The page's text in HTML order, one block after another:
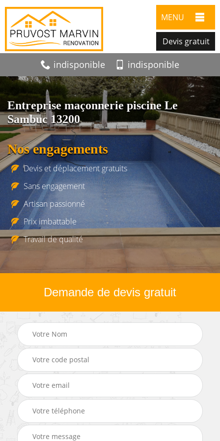
MENU
Devis gratuit
indisponible indisponible
Entreprise maçonnerie piscine Le
Sambuc 13200
Nos engagements
Devis et déplacement gratuits
Sans engagement
Artisan passionné
Prix imbattable
Travail de qualité
Demande de devis gratuit